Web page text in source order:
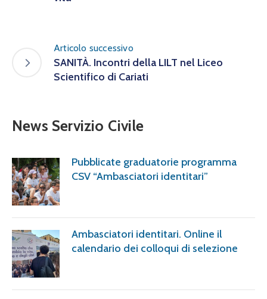
Articolo successivo
SANITÀ. Incontri della LILT nel Liceo
Scientifico di Cariati
News Servizio Civile
Pubblicate graduatorie programma
CSV “Ambasciatori identitari”
Ambasciatori identitari. Online il
calendario dei colloqui di selezione